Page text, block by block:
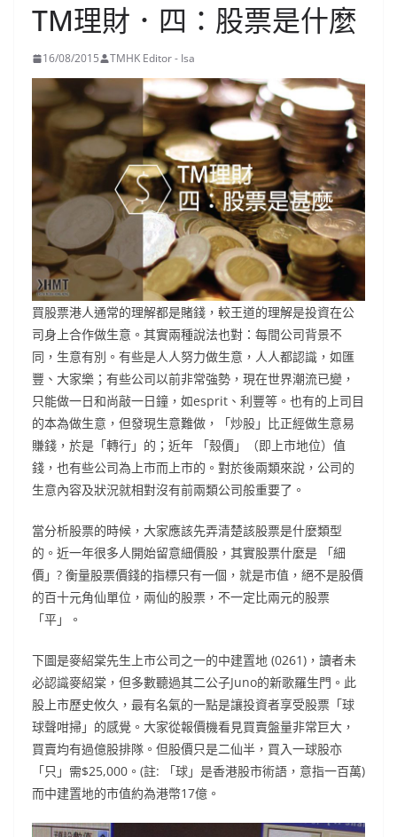
TM理財．四：股票是什麼
16/08/2015 TMHK Editor - Isa
買股票港人通常的理解都是賭錢，較王道的理解是投資在公
司身上合作做生意。其實兩種說法也對：每間公司背景不
同，生意有別。有些是人人努力做生意，人人都認識，如匯
豐、大家樂；有些公司以前非常強勢，現在世界潮流已變，
只能做一日和尚敲一日鐘，如esprit、利豐等。也有的上司目
的本為做生意，但發現生意難做，「炒股」比正經做生意易
賺錢，於是「轉行」的；近年 「殼價」（即上市地位）值
錢，也有些公司為上市而上市的。對於後兩類來說，公司的
生意內容及狀況就相對沒有前兩類公司般重要了。
當分析股票的時候，大家應該先弄清楚該股票是什麼類型
的。近一年很多人開始留意細價股，其實股票什麼是 「細
價」? 衡量股票價錢的指標只有一個，就是市值，絕不是股價
的百十元角仙單位，兩仙的股票，不一定比兩元的股票
「平」。
下圖是麥紹棠先生上市公司之一的中建置地 (0261)，讀者未
必認識麥紹棠，但多數聽過其二公子Juno的新歌羅生門。此
股上市歷史攸久，最有名氣的一點是讓投資者享受股票「球
球聲咁掃」的感覺。大家從報價機看見買賣盤量非常巨大，
買賣均有過億股排隊。但股價只是二仙半，買入一球股亦
「只」需$25,000。(註: 「球」是香港股市術語，意指一百萬)
而中建置地的市值約為港幣17億。